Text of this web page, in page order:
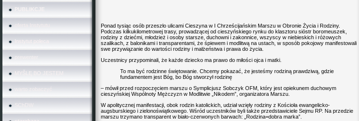
PUBLIKCJE
oferta Instytutu
Instytut poleca
prewenter
MYŠLĘ BO JESTEM
warto zobaczyć
SChDW
Ponad tysiąc osób przeszło ulicami Cieszyna w I Chrześcijańskim Marszu w Obronie Życia i Rodziny.
Podczas kilkukilometrowej trasy, prowadzącej od cieszyńskiego rynku do klasztoru sióstr boromeuszek,
rodziny z dziećmi, młodzież i osoby starsze, duchowni i zakonnice, wszyscy w niebieskich i różowych
szalikach, z balonikami i transparentami, że śpiewem i modlitwą na ustach, w sposób pokojowy manifestowali
swe przywiązanie do wartości rodziny i małżeństwa i prawa do życia.
Uczestnicy przypominali, że każde dziecko ma prawo do miłości ojca i matki.
To ma być rodzinne świętowanie. Chcemy pokazać, że jesteśmy rodziną prawdziwą, gdzie
fundamentem jest Bóg, bo Bóg stworzył rodzinę
– mówił przed rozpoczęciem marszu o Symplicjusz Sobczyk OFM, który jest opiekunem duchowym
cieszyńskiej Wspólnoty Mężczyzn w Modlitwie „Nikodem”, organizatora Marszu.
W apolitycznej manifestacji, obok rodzin katolickich, udział wzięły rodziny z Kościoła ewangelicko-
augsburskiego i zielonoświątkowego. Wśród uczestników byli także przedstawiciele Sejmu RP. Na przedzie
marszu trzymano transparent w biało-czerwonych barwach: „Rodzina=dobra marka”.